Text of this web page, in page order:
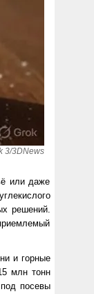
3/3DNews
или даже
решений.
и горные
млн тонн
посевы